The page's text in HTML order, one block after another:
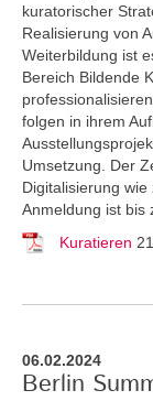
kuratorischer
Realisierung von
Weiterbildung ist
Bereich Bildende
folgen in ihrem
Umsetzung. Der
Digitalisierung wie
Anmeldung ist bis
Kuratieren
06.02.2024
Berlin